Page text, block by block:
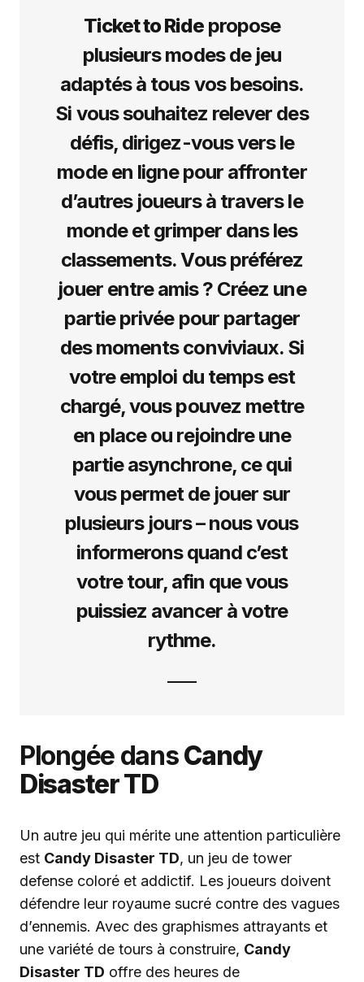
Ticket to Ride propose
plusieurs modes de jeu
adaptés à tous vos besoins.
Si vous souhaitez relever des
défis, dirigez-vous vers le
mode en ligne pour affronter
d’autres joueurs à travers le
monde et grimper dans les
classements. Vous préférez
jouer entre amis ? Créez une
partie privée pour partager
des moments conviviaux. Si
votre emploi du temps est
chargé, vous pouvez mettre
en place ou rejoindre une
partie asynchrone, ce qui
vous permet de jouer sur
plusieurs jours – nous vous
informerons quand c’est
votre tour, afin que vous
puissiez avancer à votre
rythme.
Plongée dansCandy
Disaster TD
Un autre jeu qui mérite une attention particulière
est Candy Disaster TD, un jeu de tower
defense coloré et addictif. Les joueurs doivent
défendre leur royaume sucré contre des vagues
d’ennemis. Avec des graphismes attrayants et
une variété de tours à construire, Candy
Disaster TD offre des heures de